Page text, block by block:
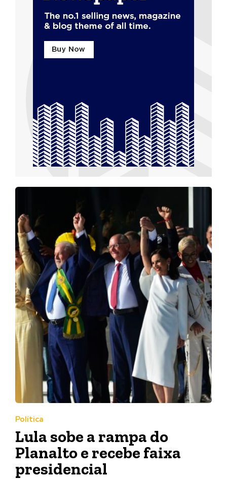
Política
Lula sobe a rampa do
Planalto e recebe faixa
presidencial